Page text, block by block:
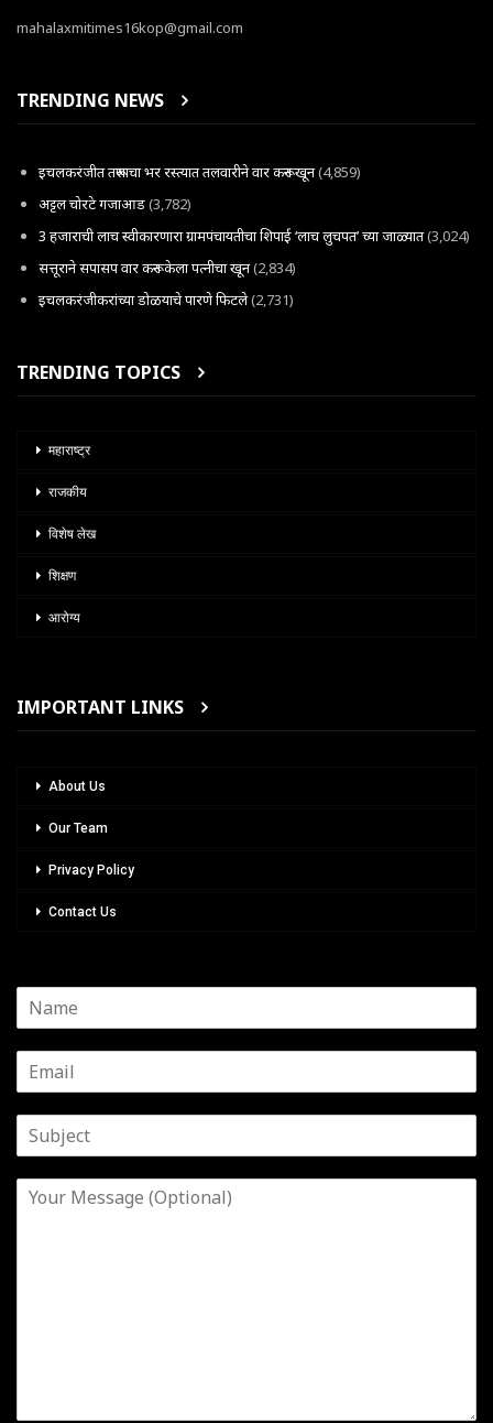
mahalaxmitimes16kop@gmail.com
TRENDING NEWS
इचलकरंजीत तरूणाचा भर रस्त्यात तलवारीने वार करून खून(4,859)
अट्टल चोरटे गजाआड(3,782)
3 हजाराची लाच स्वीकारणारा ग्रामपंचायतीचा शिपाई ‘लाच लुचपत’ च्या जाळ्यात(3,024)
सत्तूराने सपासप वार करून केला पत्नीचा खून(2,834)
इचलकरंजीकरांच्या डोळयाचे पारणे फिटले(2,731)
TRENDING TOPICS
महाराष्ट्र
राजकीय
विशेष लेख
शिक्षण
आरोग्य
IMPORTANT LINKS
About Us
Our Team
Privacy Policy
Contact Us